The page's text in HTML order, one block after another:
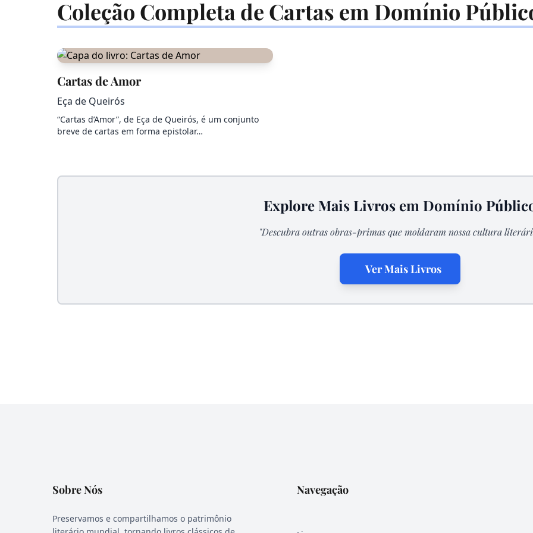
Coleção Completa de Cartas em Domínio
Cartas de Amor
Eça de Queirós
“Cartas d’Amor”, de Eça de Queirós, é um conjunto
breve de cartas em forma epistolar…
Explore Mais Livros em Domínio
"Descubra outras obras-primas que moldaram nossa cultura
Ver Mais Livros
Sobre Nós
Preservamos e compartilhamos o patrimônio
Navegação